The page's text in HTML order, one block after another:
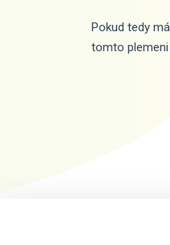
Pokud tedy
tomto plemeni